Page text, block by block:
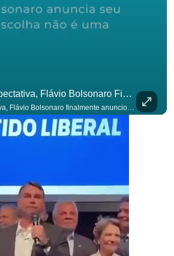
Após Dias De Expectativa, Flávio Bolsonaro Finalmente Anunciou Seu Vice. #OAntagonista
Após dias de expectativa, Flávio Bolsonaro finalmente anunciou seu vice. #OAntagonista Se você busca informação com credibilidade, inscreva-se agora e ative o